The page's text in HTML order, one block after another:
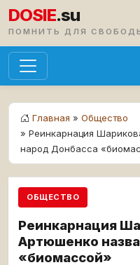
DOSIE.su
ПОМНИТЬ ДЛЯ
Главная » Общество
» Реинкарнация
народ Донбасса
ОБЩЕСТВО
Реинкарнация
Артюшенко
«биомассой»